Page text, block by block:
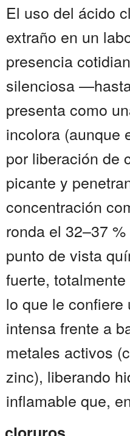
El uso del ácido
extraño en un
presencia
silenciosa
presenta como
incolora (aunque
por liberación de
picante y
concentración
ronda el 32–37
punto de vista
fuerte,
lo que le confiere
intensa frente a
metales activos
zinc), liberando
inflamable que,